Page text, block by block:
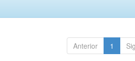
Anterior 1